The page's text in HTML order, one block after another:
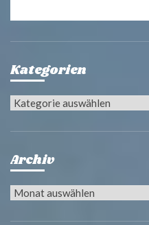
Kategorien
Kategorien
Archiv
Archiv